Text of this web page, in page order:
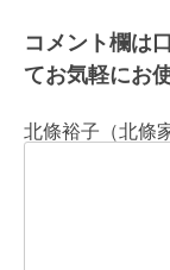
コメント欄は
てお気軽にお
北條裕子（北條